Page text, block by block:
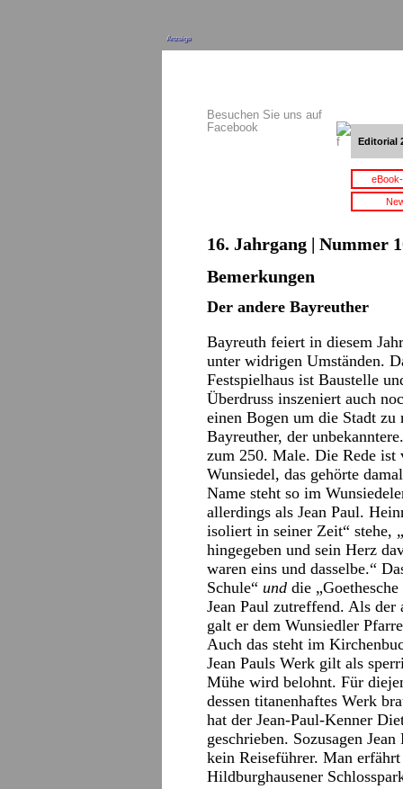
Anzeige
Besuchen Sie uns auf
Facebook
Editorial
16. Jahrgang | Nummer
Bemerkungen
Der andere Bayreuther
Bayreuth feiert in diesem
unter widrigen Umständen.
Festspielhaus ist Baustelle
Überdruss inszeniert auch
einen Bogen um die Stadt zu
Bayreuther, der
zum 250. Male. Die Rede ist
Wunsiedel, das gehörte
Name steht so im
allerdings als Jean Paul.
isoliert in seiner Zeit“
hingegeben und sein Herz
waren eins und dasselbe.“
Schule“ und die
Jean Paul zutreffend. Als
galt er dem Wunsiedler
Auch das steht im
Jean Pauls Werk gilt als
Mühe wird belohnt. Für
dessen titanenhaftes Werk
hat der Jean-Paul-Kenner
geschrieben. Sozusagen
kein Reiseführer. Man
Hildburghausener